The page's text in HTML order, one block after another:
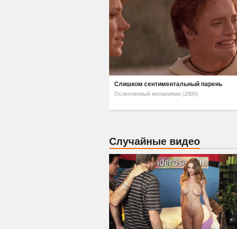
Слишком сентиментальный парень
Ослепленный желаниями (2000)
Случайные видео